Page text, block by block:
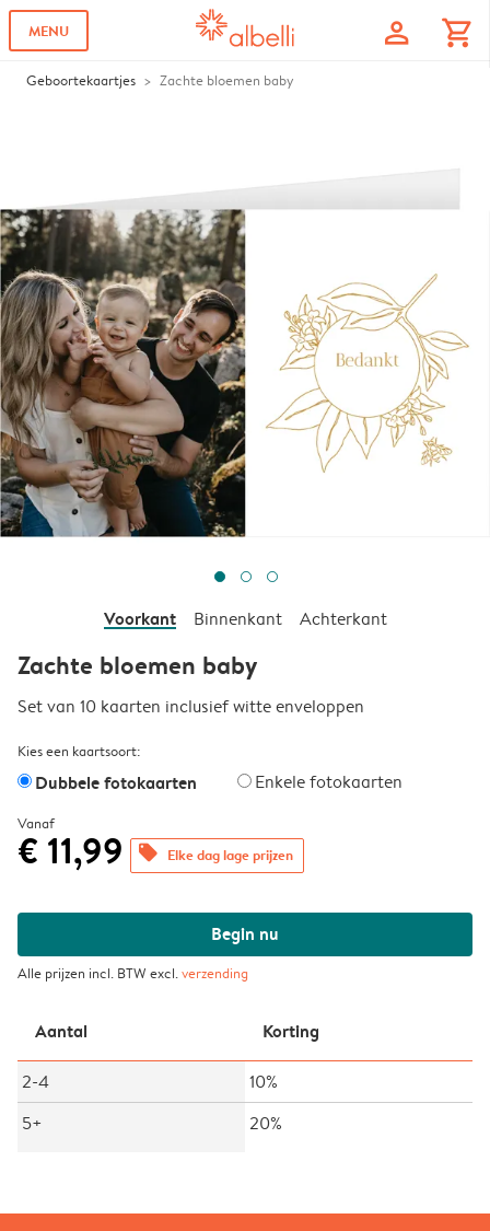
MENU profile shopping_cart
Geboortekaartjes Zachte bloemen baby
Voorkant Binnenkant Achterkant
Zachte bloemen baby
Set van 10 kaarten inclusief witte enveloppen
Kies een kaartsoort:
Dubbele fotokaarten Enkele fotokaarten
Vanaf
€ 11,99 offers Elke dag lage prijzen
Begin nu
Alle prijzen incl. BTW excl.verzending
Aantal Korting
2-4
10%
5+
20%